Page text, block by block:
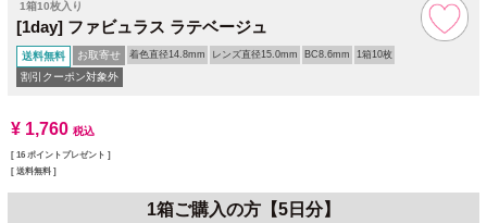
1箱10枚入り
[1day] ファビュラス ラテベージュ
送料無料 お取寄せ 着色直径14.8mm レンズ直径15.0mm BC8.6mm 1箱10枚
割引クーポン対象外
¥ 1,760 税込
[ 16 ポイントプレゼント ]
送料無料
1箱ご購入の方【5日分】